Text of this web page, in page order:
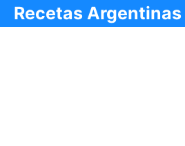
Saltar
al
Recetas Argentinas